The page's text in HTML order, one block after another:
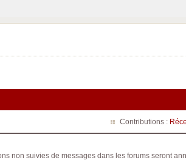
Contributions :
non suivies de messages dans les forums seront